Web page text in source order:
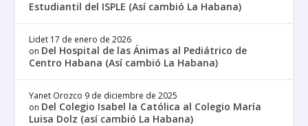
Estudiantil del ISPLE (Así cambió La Habana)
Lidet 17 de enero de 2026
on Del Hospital de las Ánimas al Pediátrico de
Centro Habana (Así cambió La Habana)
Yanet Orozco 9 de diciembre de 2025
on Del Colegio Isabel la Católica al Colegio María
Luisa Dolz (así cambió La Habana)